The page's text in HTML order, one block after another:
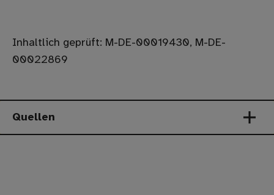
Inhaltlich geprüft: M-DE-00019430, M-DE-
00022869
Quellen